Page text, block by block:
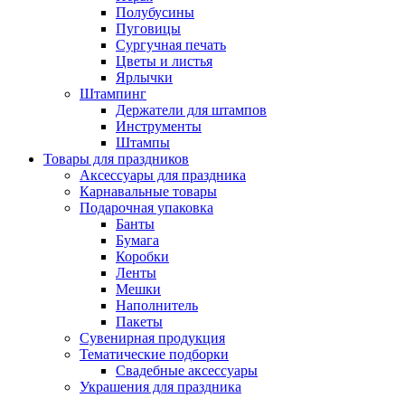
Полубусины
Пуговицы
Сургучная печать
Цветы и листья
Ярлычки
Штампинг
Держатели для штампов
Инструменты
Штампы
Товары для праздников
Аксессуары для праздника
Карнавальные товары
Подарочная упаковка
Банты
Бумага
Коробки
Ленты
Мешки
Наполнитель
Пакеты
Сувенирная продукция
Тематические подборки
Свадебные аксессуары
Украшения для праздника